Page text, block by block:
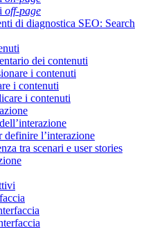
off-page
di diagnostica SEO: Search
dei contenuti
i contenuti
i contenuti
i contenuti
definire l’interazione
tra scenari e user stories